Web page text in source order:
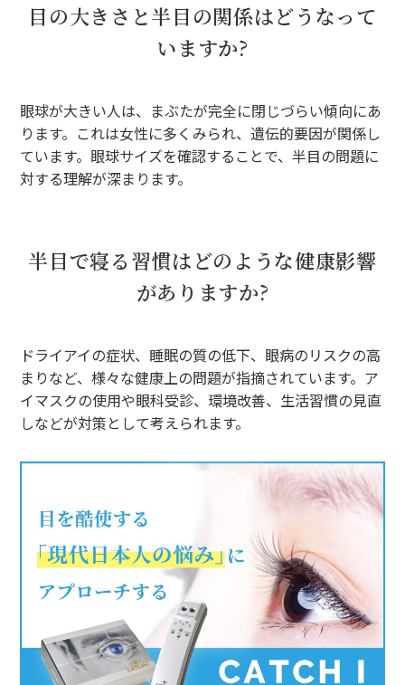
目の大きさと半目の関係はどうなって
いますか?
眼球が大きい人は、まぶたが完全に閉じづらい傾向にあ
ります。これは女性に多くみられ、遺伝的要因が関係し
ています。眼球サイズを確認することで、半目の問題に
対する理解が深まります。
半目で寝る習慣はどのような健康影響
がありますか?
ドライアイの症状、睡眠の質の低下、眼病のリスクの高
まりなど、様々な健康上の問題が指摘されています。ア
イマスクの使用や眼科受診、環境改善、生活習慣の見直
しなどが対策として考えられます。